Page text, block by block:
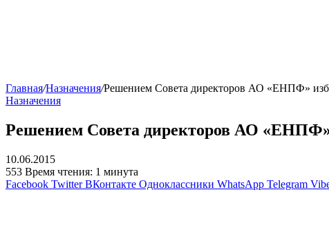
Главная/Назначения/Решением Совета директоров АО «ЕНПФ»
Назначения
Решением Совета директоров АО
10.06.2015
553 Время чтения: 1 минута
Facebook Twitter ВКонтакте Одноклассники WhatsApp Telegram